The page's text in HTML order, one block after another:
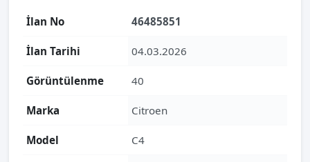
İlan No 46485851
İlan Tarihi 04.03.2026
Görüntülenme 40
Marka Citroen
Model C4